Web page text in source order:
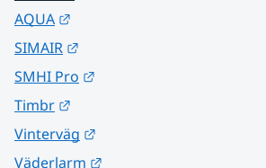
AQUA
SIMAIR
SMHI Pro
Timbr
Vinterväg
Väderlarm